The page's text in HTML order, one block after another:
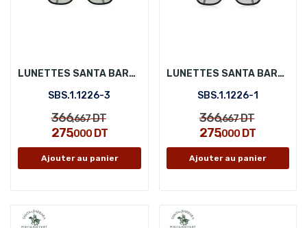
LUNETTES SANTA BARBARA POLO SBS.1.1226-3
SBS.1.1226-3
366,667DT
275,000DT
Ajouter au panier
LUNETTES SANTA BARBARA POLO SBS.1.1226-1
SBS.1.1226-1
366,667DT
275,000 DT
Ajouter au panier